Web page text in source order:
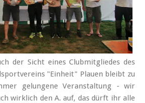
der Sicht eines Club­mitgliedes des
"Einheit" Plauen bleibt zu
gelungene Veran­staltung - wir
wirklich den A. auf, das dürft ihr alle